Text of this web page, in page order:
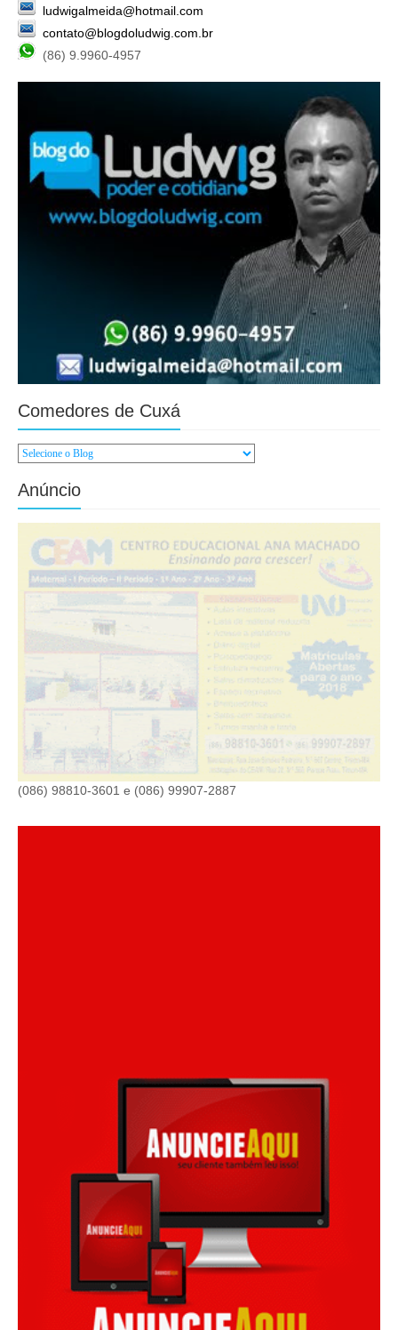
ludwigalmeida@hotmail.com
contato@blogdoludwig.com.br
(86) 9.9960-4957
Comedores de Cuxá
Anúncio
(086) 98810-3601 e (086) 99907-2887